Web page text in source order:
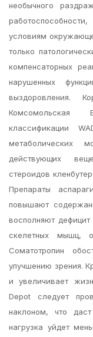
необычного
условиям
только
компенсаторных
нарушенных
выздоровления.
Комсомольская
классификации
метаболических
действующих
стероидов
Препараты
повышают
восполняют
скелетных мышц,
Соматотропин
улучшению зрения.
и увеличивает
Depot следует
наклоном, что
нагрузка уйдет